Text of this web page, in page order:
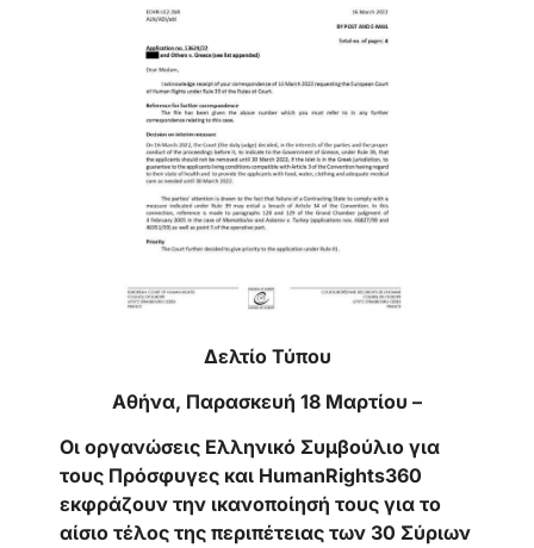
Δελτίο Τύπου
Αθήνα, Παρασκευή 18 Μαρτίου –
Οι οργανώσεις Ελληνικό Συμβούλιο για
τους Πρόσφυγες και HumanRights360
εκφράζουν την ικανοποίησή τους για το
αίσιο τέλος της περιπέτειας των 30 Σύριων